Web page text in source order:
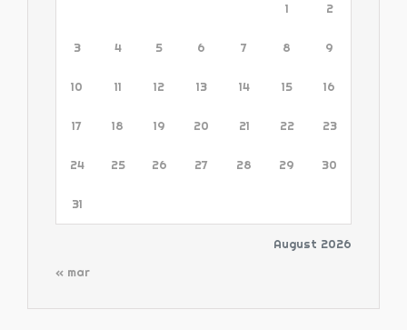
August 2026
1 2
3 4 5 6 7 8 9
10 11 12 13 14 15 16
17 18 19 20 21 22 23
24 25 26 27 28 29 30
31
« mar